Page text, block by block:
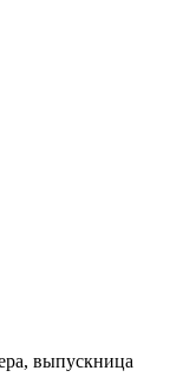
выпускница